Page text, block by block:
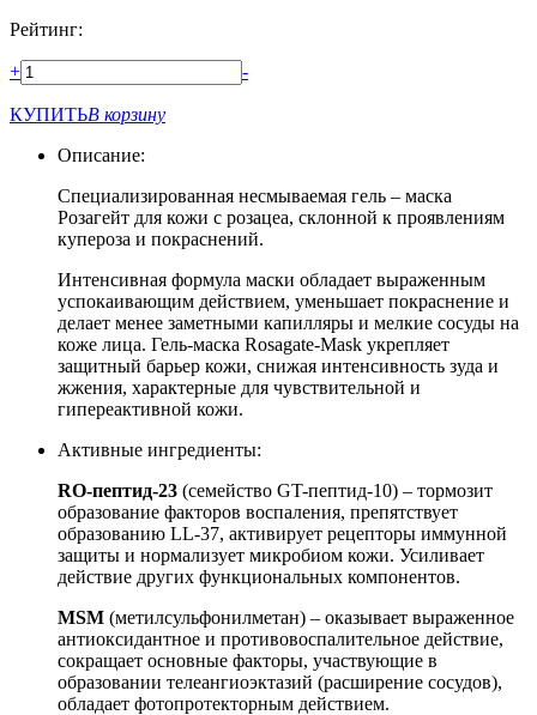
Рейтинг:
+ -
КУПИТЬВ корзину
Описание:
Специализированная несмываемая гель – маска
Розагейт для кожи с розацеа, склонной к проявлениям
купероза и покраснений.
Интенсивная формула маски обладает выраженным
успокаивающим действием, уменьшает покраснение и
делает менее заметными капилляры и мелкие сосуды на
коже лица. Гель-маска Rosagate-Mask укрепляет
защитный барьер кожи, снижая интенсивность зуда и
жжения, характерные для чувствительной и
гипереактивной кожи.
Активные ингредиенты:
RO-пептид-23 (семейство GT-пептид-10) – тормозит
образование факторов воспаления, препятствует
образованию LL-37, активирует рецепторы иммунной
защиты и нормализует микробиом кожи. Усиливает
действие других функциональных компонентов.
MSM (метилсульфонилметан) – оказывает выраженное
антиоксидантное и противовоспалительное действие,
сокращает основные факторы, участвующие в
образовании телеангиоэктазий (расширение сосудов),
обладает фотопротекторным действием.